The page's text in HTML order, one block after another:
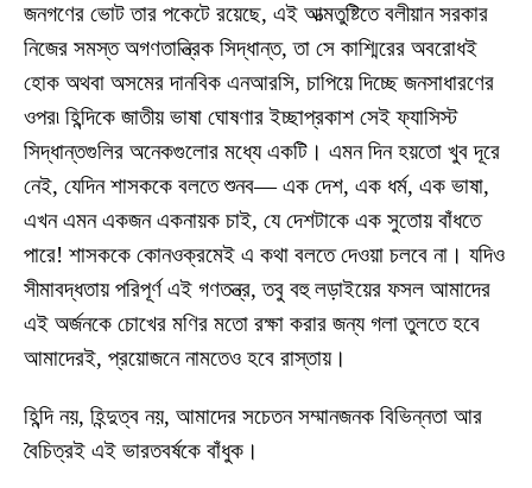
জনগণের ভোট তার পকেটে রয়েছে, এই আত্মতুষ্টিতে বলীয়ান সরকার
নিজের সমস্ত অগণতান্ত্রিক সিদ্ধান্ত, তা সে কাশ্মিরের অবরোধই
হোক অথবা অসমের দানবিক এনআরসি, চাপিয়ে দিচ্ছে জনসাধারণের
ওপর৷ হিন্দিকে জাতীয় ভাষা ঘোষণার ইচ্ছাপ্রকাশ সেই ফ্যাসিস্ট
সিদ্ধান্তগুলির অনেকগুলোর মধ্যে একটি। এমন দিন হয়তো খুব দূরে
নেই, যেদিন শাসককে বলতে শুনব— এক দেশ, এক ধর্ম, এক ভাষা,
এখন এমন একজন একনায়ক চাই, যে দেশটাকে এক সুতোয় বাঁধতে
পারে! শাসককে কোনওক্রমেই এ কথা বলতে দেওয়া চলবে না। যদিও
সীমাবদ্ধতায় পরিপূর্ণ এই গণতন্ত্র, তবু বহু লড়াইয়ের ফসল আমাদের
এই অর্জনকে চোখের মণির মতো রক্ষা করার জন্য গলা তুলতে হবে
আমাদেরই, প্রয়োজনে নামতেও হবে রাস্তায়।
হিন্দি নয়, হিন্দুত্ব নয়, আমাদের সচেতন সম্মানজনক বিভিন্নতা আর
বৈচিত্রই এই ভারতবর্ষকে বাঁধুক।